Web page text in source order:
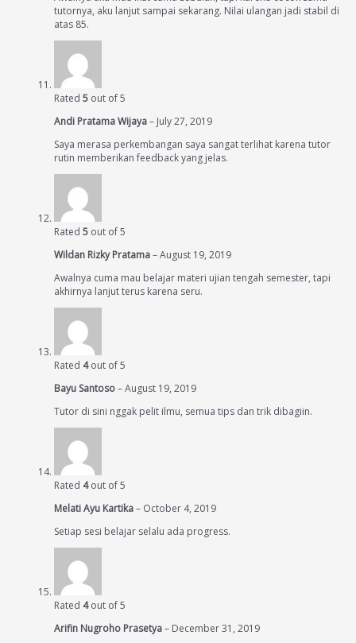
tutornya, aku lanjut sampai sekarang. Nilai ulangan jadi stabil di
atas 85.
Rated 5 out of 5
Andi Pratama Wijaya– July 27, 2019
Saya merasa perkembangan saya sangat terlihat karena tutor
rutin memberikan feedback yang jelas.
Rated 5 out of 5
Wildan Rizky Pratama–August 19, 2019
Awalnya cuma mau belajar materi ujian tengah semester, tapi
akhirnya lanjut terus karena seru.
Rated 4out of 5
Bayu Santoso–August 19, 2019
Tutor di sini nggak pelit ilmu, semua tips dan trik dibagiin.
Rated 4out of 5
Melati Ayu Kartika– October 4, 2019
Setiap sesi belajar selalu ada progress.
Rated 4out of 5
Arifin Nugroho Prasetya– December 31, 2019